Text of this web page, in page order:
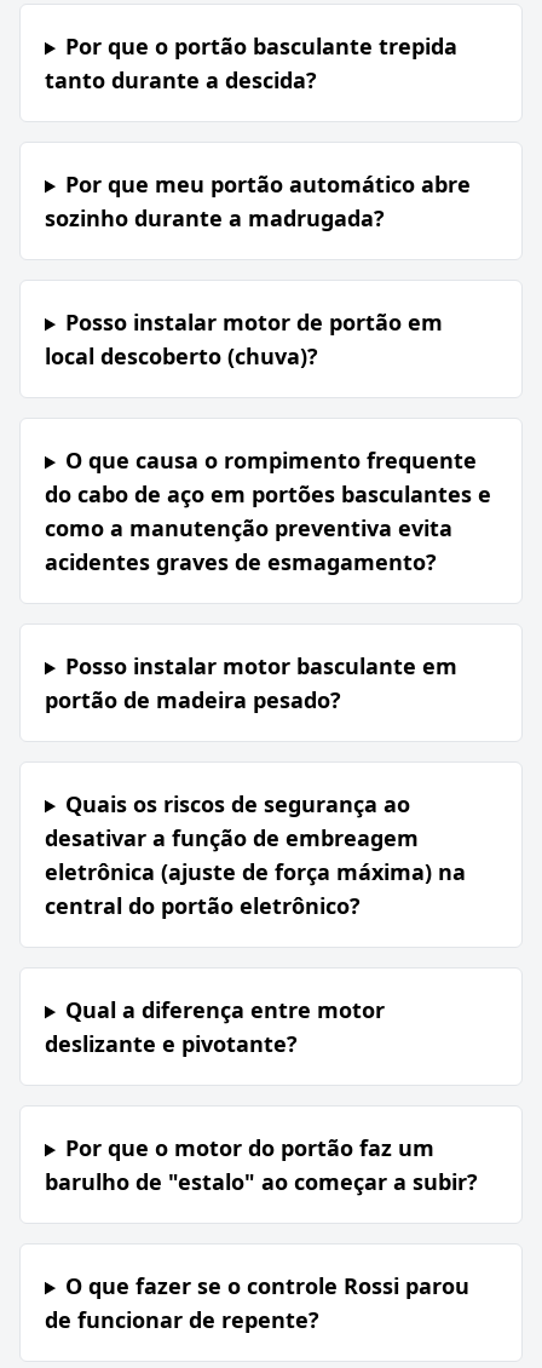
Por que o portão basculante trepida
tanto durante a descida?
Por que meu portão automático abre
sozinho durante a madrugada?
Posso instalar motor de portão em
local descoberto (chuva)?
O que causa o rompimento frequente
do cabo de aço em portões basculantes e
como a manutenção preventiva evita
acidentes graves de esmagamento?
Posso instalar motor basculante em
portão de madeira pesado?
Quais os riscos de segurança ao
desativar a função de embreagem
eletrônica (ajuste de força máxima) na
central do portão eletrônico?
Qual a diferença entre motor
deslizante e pivotante?
Por que o motor do portão faz um
barulho de "estalo" ao começar a subir?
O que fazer se o controle Rossi parou
de funcionar de repente?